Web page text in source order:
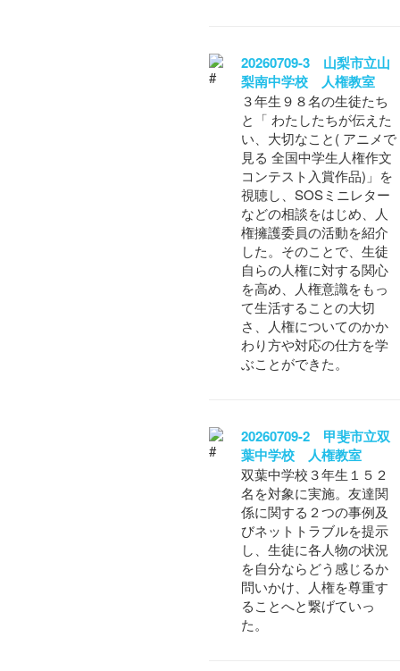
20260709-3 山梨市立山
梨南中学校 人権教室
３年生９８名の生徒たち
と「 わたしたちが伝えた
い、大切なこと( アニメで
見る 全国中学生人権作文
コンテスト入賞作品)」を
視聴し、SOSミニレター
などの相談をはじめ、人
権擁護委員の活動を紹介
した。そのことで、生徒
自らの人権に対する関心
を高め、人権意識をもっ
て生活することの大切
さ、人権についてのかか
わり方や対応の仕方を学
ぶことができた。
20260709-2 甲斐市立双
葉中学校 人権教室
双葉中学校３年生１５２
名を対象に実施。友達関
係に関する２つの事例及
びネットトラブルを提示
し、生徒に各人物の状況
を自分ならどう感じるか
問いかけ、人権を尊重す
ることへと繋げていっ
た。